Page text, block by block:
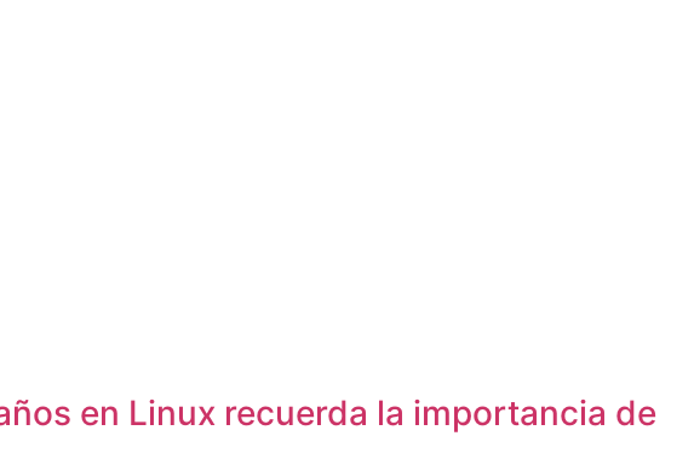
en Linux recuerda la importancia de